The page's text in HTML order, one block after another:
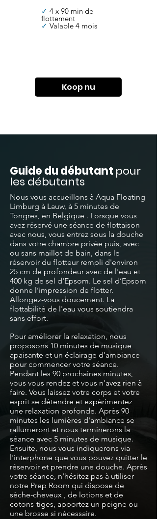
✓ 4 x 90 min de
flottement
✓ Valable 4 mois
Koop nu
Guide du débutant pour
les débutants
Nous vous accueillons à Aqua Floating
Limburg à Lauw, à 5 minutes de
Tongres, en Belgique . Lorsque vous
avez réservé une séance de flottaison
avec nous, vous entrez sous la douche
dans votre chambre privée puis, avec
ou sans maillot de bain, dans le
réservoir du flotteur rempli d'environ
25 cm de profondeur avec de l'eau et
400 kg de sel d'Epsom. Le sel d’Epsom
donne l’impression de flotter.
Allongez-vous doucement. La
flottabilité de l'eau vous soutiendra
sans effort.
Pour améliorer la relaxation, nous
proposons 10 minutes de musique
apaisante et un éclairage d'ambiance
pour commencer votre séance.
Pendant les 90 prochaines minutes,
vous vous rendez et vous n'avez rien à
faire. Vous laissez votre corps et votre
esprit se détendre et expérimentez
une relaxation profonde. Après 90
minutes les lumières d'ambiance se
rallumeront et nous terminerons la
séance avec 5 minutes de musique.
Ensuite, nous vous indiquerons via
l'interphone que vous pouvez quitter le
réservoir et prendre une douche. Après
votre séance, n'hésitez pas à utiliser
notre Prep Room qui dispose de
sèche-cheveux , de lotions et de
cotons-tiges, apportez un peigne ou
une brosse si nécessaire.